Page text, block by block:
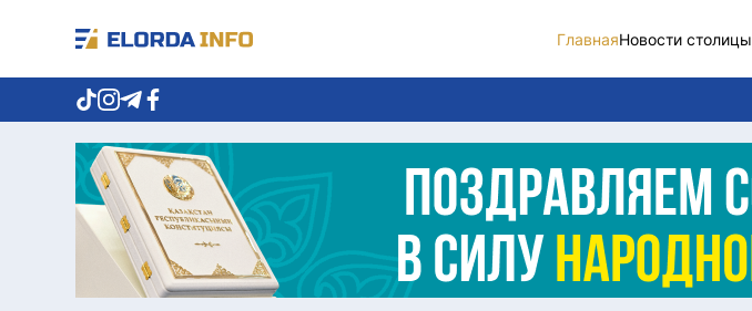
ГлавнаяНовости столицы